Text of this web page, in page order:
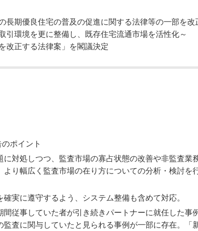
長期優良住宅の普及の促進に関する法律等の一部を改
引環境を更に整備し、既存住宅流通市場を活性化～
改正する法律案」を閣議決定
ポイント
対処しつつ、監査市場の寡占状態の改善や非監査業
り幅広く監査市場の在り方についての分析・検討を
実に遵守するよう、システム整備も含めて対応。
従事していた者が引き続きパートナーに就任した事
査に関与していたと見られる事例が一部に存在。「